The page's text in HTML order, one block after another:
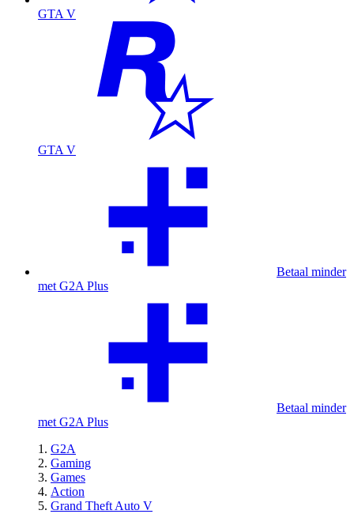
GTA V
GTA V
Betaal minder
met G2A Plus
Betaal minder
met G2A Plus
G2A
Gaming
Games
Action
Grand Theft Auto V